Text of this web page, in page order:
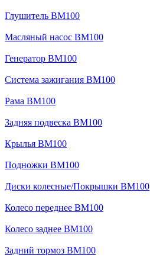
Глушитель BM100
Масляный насос BM100
Генератор BM100
Система зажигания BM100
Рама BM100
Задняя подвеска BM100
Крылья BM100
Подножки BM100
Диски колесные/Покрышки BM100
Колесо переднее BM100
Колесо заднее BM100
Задний тормоз BM100